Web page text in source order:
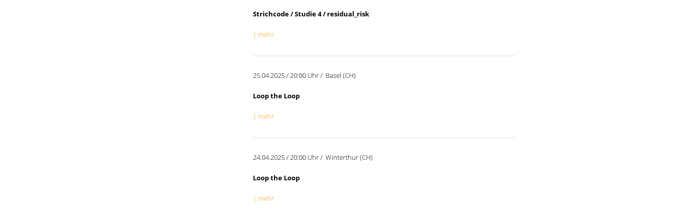
Strichcode / Studie 4 / residual_risk
| mehr
25.04.2025 / 20:00 Uhr / Basel (CH)
Loop the Loop
| mehr
24.04.2025 / 20:00 Uhr / Winterthur (CH)
Loop the Loop
| mehr